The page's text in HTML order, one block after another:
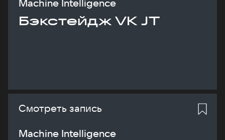
Machine Intelligence
Бэкстейдж VK JT
Смотреть запись
Machine Intelligence